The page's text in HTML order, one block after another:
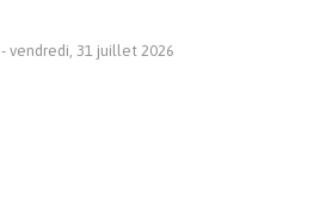
- vendredi, 31 juillet 2026